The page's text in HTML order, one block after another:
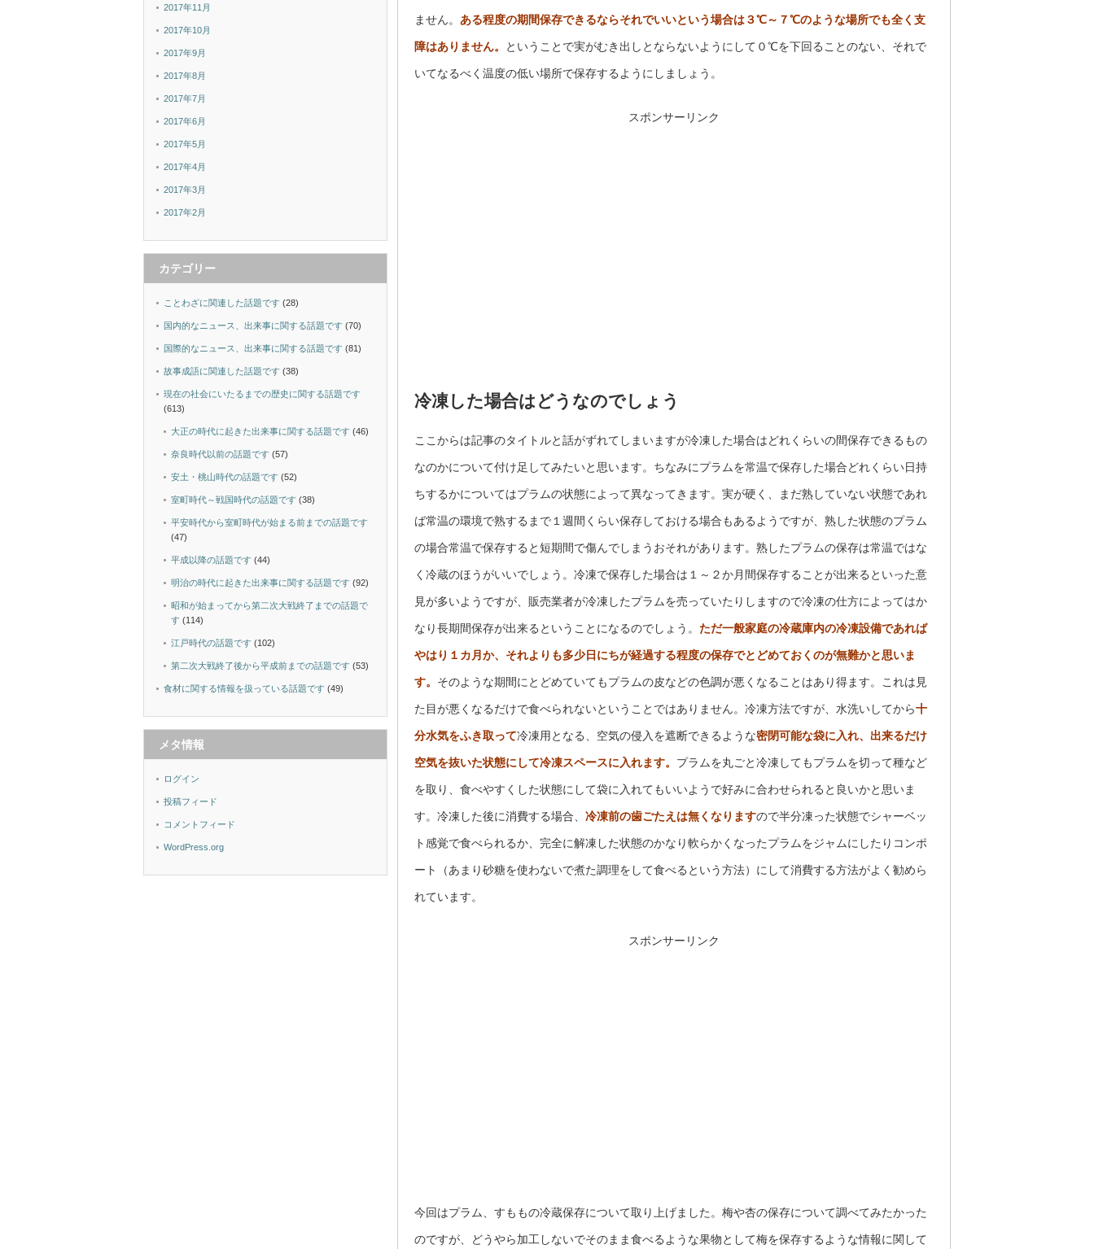
ません。 ある程度の期間保存できるならそれでいいという場合は３℃～７℃のような場所でも全く支
障はありません。 ということで実がむき出しとならないようにして０℃を下回ることのない、それで
いてなるべく温度の低い場所で保存するようにしましょう。
スポンサーリンク
冷凍した場合はどうなのでしょう
ここからは記事のタイトルと話がずれてしまいますが冷凍した場合はどれくらいの間保存できるもの
なのかについて付け足してみたいと思います。ちなみにプラムを常温で保存した場合どれくらい日持
ちするかについてはプラムの状態によって異なってきます。実が硬く、まだ熟していない状態であれ
ば常温の環境で熟するまで１週間くらい保存しておける場合もあるようですが、熟した状態のプラム
の場合常温で保存すると短期間で傷んでしまうおそれがあります。熟したプラムの保存は常温ではな
く冷蔵のほうがいいでしょう。冷凍で保存した場合は１～２か月間保存することが出来るといった意
見が多いようですが、販売業者が冷凍したプラムを売っていたりしますので冷凍の仕方によってはか
なり長期間保存が出来るということになるのでしょう。 ただ一般家庭の冷蔵庫内の冷凍設備であれば
やはり１カ月か、それよりも多少日にちが経過する程度の保存でとどめておくのが無難かと思いま
す。 そのような期間にとどめていてもプラムの皮などの色調が悪くなることはあり得ます。これは見
た目が悪くなるだけで食べられないということではありません。冷凍方法ですが、水洗いしてから十
分水気をふき取って冷凍用となる、空気の侵入を遮断できるような密閉可能な袋に入れ、出来るだけ
空気を抜いた状態にして冷凍スペースに入れます。 プラムを丸ごと冷凍してもプラムを切って種など
を取り、食べやすくした状態にして袋に入れてもいいようで好みに合わせられると良いかと思いま
す。冷凍した後に消費する場合、 冷凍前の歯ごたえは無くなりますので半分凍った状態でシャーベッ
ト感覚で食べられるか、完全に解凍した状態のかなり軟らかくなったプラムをジャムにしたりコンポ
ート（あまり砂糖を使わないで煮た調理をして食べるという方法）にして消費する方法がよく勧めら
れています。
スポンサーリンク
今回はプラム、すももの冷蔵保存について取り上げました。梅や杏の保存について調べてみたかった
のですが、どうやら加工しないでそのまま食べるような果物として梅を保存するような情報に関して
2017年11月
2017年10月
2017年9月
2017年8月
2017年7月
2017年6月
2017年5月
2017年4月
2017年3月
2017年2月
カテゴリー
ことわざに関連した話題です (28)
国内的なニュース、出来事に関する話題です (70)
国際的なニュース、出来事に関する話題です (81)
故事成語に関連した話題です (38)
現在の社会にいたるまでの歴史に関する話題です
(613)
大正の時代に起きた出来事に関する話題です (46)
奈良時代以前の話題です (57)
安土・桃山時代の話題です (52)
室町時代～戦国時代の話題です (38)
平安時代から室町時代が始まる前までの話題です
(47)
平成以降の話題です (44)
明治の時代に起きた出来事に関する話題です (92)
昭和が始まってから第二次大戦終了までの話題で
す (114)
江戸時代の話題です (102)
第二次大戦終了後から平成前までの話題です (53)
食材に関する情報を扱っている話題です (49)
メタ情報
ログイン
投稿フィード
コメントフィード
WordPress.org